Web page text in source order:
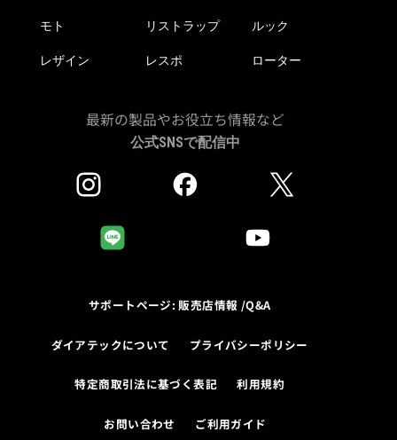
モト リストラップ ルック
レザイン レスポ ローター
最新の製品やお役立ち情報など
公式SNSで配信中
サポートページ: 販売店情報 /Q&A
ダイアテックについて プライバシーポリシー
特定商取引法に基づく表記 利用規約
お問い合わせ ご利用ガイド